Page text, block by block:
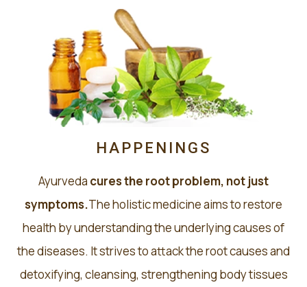
HAPPENINGS
Ayurveda cures the root problem, not just
symptoms.The holistic medicine aims to restore
health by understanding the underlying causes of
the diseases. It strives to attack the root causes and
detoxifying, cleansing, strengthening body tissues